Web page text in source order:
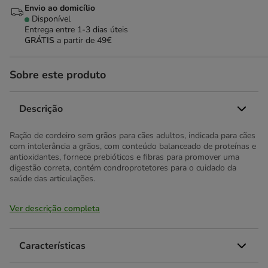
Envio ao domicílio
Disponível
Entrega entre 1-3 dias úteis
GRÁTIS a partir de 49€
Sobre este produto
Descrição
Ração de cordeiro sem grãos para cães adultos, indicada para cães
com intolerância a grãos, com conteúdo balanceado de proteínas e
antioxidantes, fornece prebióticos e fibras para promover uma
digestão correta, contém condroprotetores para o cuidado da
saúde das articulações.
Ver descrição completa
Características